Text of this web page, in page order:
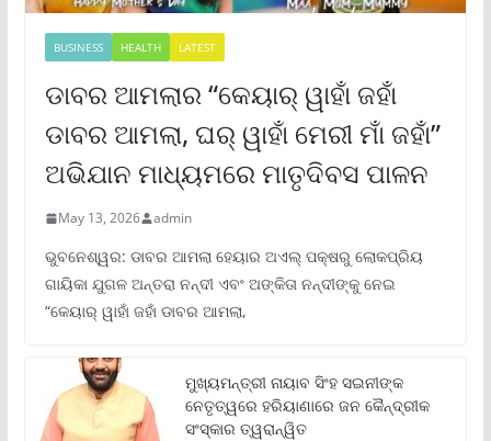
BUSINESS HEALTH LATEST
ଡାବର ଆମଲାର “କେୟାର୍ ୱାହାଁ ଜହାଁ
ଡାବର ଆମଲା, ଘର୍ ୱାହାଁ ମେରୀ ମାଁ ଜହାଁ”
ଅଭିଯାନ ମାଧ୍ୟମରେ ମାତୃଦିବସ ପାଳନ
May 13, 2026 admin
ଭୁବନେଶ୍ୱର: ଡାବର ଆମଲା ହେୟାର ଅଏଲ୍ ପକ୍ଷରୁ ଲୋକପ୍ରିୟ
ଗାୟିକା ଯୁଗଳ ଅନ୍ତରା ନନ୍ଦୀ ଏବଂ ଅଙ୍କିତା ନନ୍ଦୀଙ୍କୁ ନେଇ
“କେୟାର୍ ୱାହାଁ ଜହାଁ ଡାବର ଆମଲା,
ମୁଖ୍ୟମନ୍ତ୍ରୀ ନାୟାବ ସିଂହ ସଇନୀଙ୍କ
ନେତୃତ୍ୱରେ ହରିୟାଣାରେ ଜନ କୈନ୍ଦ୍ରୀକ
ସଂସ୍କାର ତ୍ୱରାନ୍ୱିତ